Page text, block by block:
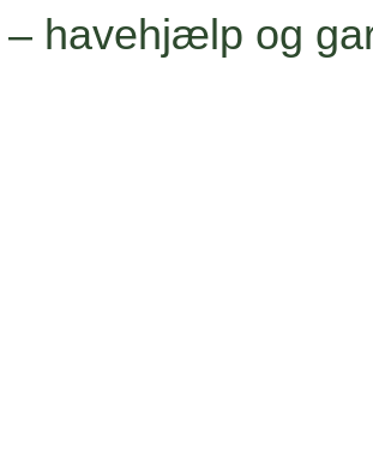
– havehjælp og